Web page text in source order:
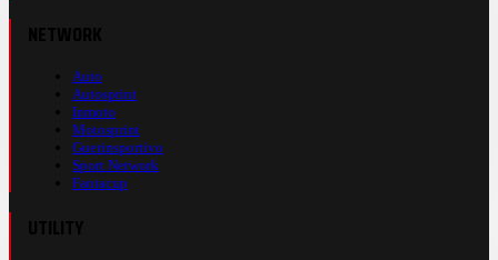
Auto
Autosprint
Inmoto
Motosprint
Guerinsportivo
Sport Network
Fantacup